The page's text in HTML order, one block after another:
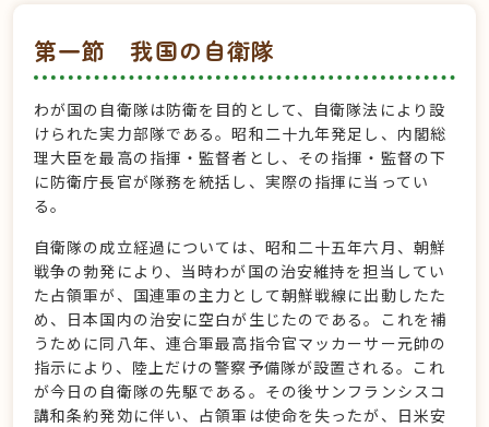
第一節 我国の自衛隊
わが国の自衛隊は防衛を目的として、自衛隊法により設
けられた実力部隊である。昭和二十九年発足し、内閣総
理大臣を最高の指揮・監督者とし、その指揮・監督の下
に防衛庁長官が隊務を統括し、実際の指揮に当ってい
る。
自衛隊の成立経過については、昭和二十五年六月、朝鮮
戦争の勃発により、当時わが国の治安維持を担当してい
た占領軍が、国連軍の主力として朝鮮戦線に出動したた
め、日本国内の治安に空白が生じたのである。これを補
うために同八年、連合軍最高指令官マッカーサー元帥の
指示により、陸上だけの警察予備隊が設置される。これ
が今日の自衛隊の先駆である。その後サンフランシスコ
講和条約発効に伴い、占領軍は使命を失ったが、日米安